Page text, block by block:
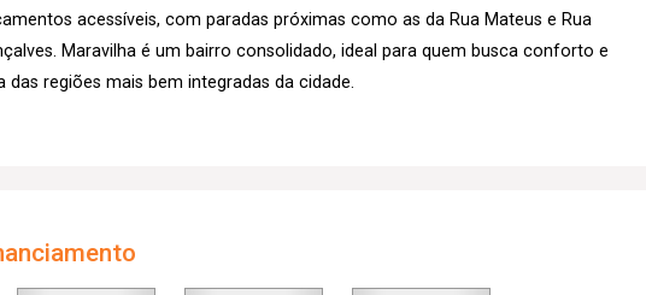
acessíveis, com paradas próximas como as da Rua Mateus e Rua
Maravilha é um bairro consolidado, ideal para quem busca conforto e
das regiões mais bem integradas da cidade.